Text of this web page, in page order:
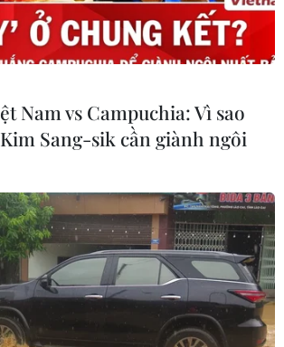
MỤC
Nam vs Campuchia: Vì sao
Sang-sik cần giành ngôi